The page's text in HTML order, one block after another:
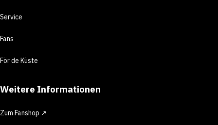
Service
Fans
För de Küste
Weitere Informationen
Zum Fanshop ↗